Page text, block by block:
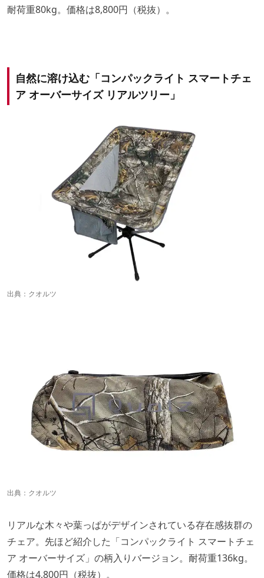
耐荷重80kg。価格は8,800円（税抜）。
自然に溶け込む「コンパックライト スマートチェ
ア オーバーサイズ リアルツリー」
出典： クオルツ
出典： クオルツ
リアルな木々や葉っぱがデザインされている存在感抜群の
チェア。先ほど紹介した「コンパックライト スマートチェ
ア オーバーサイズ」の柄入りバージョン。耐荷重136kg。
価格は4,800円（税抜）。